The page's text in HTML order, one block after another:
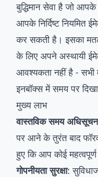
बुद्धिमान सेवा है जो आपके
आपके निर्दिष्ट नियमित
कर सकती है। इसका
के लिए अपने अस्थायी
आवश्यकता नहीं है - सभी
इनबॉक्स में समय पर
मुख्य लाभ
वास्तविक समय
पर आने के तुरंत बाद
हुए कि आप कोई
गोपनीयता सुरक्षा: